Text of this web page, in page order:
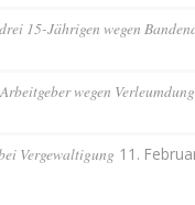
15-Jährigen wegen
wegen Verleumdung
Vergewaltigung 11.